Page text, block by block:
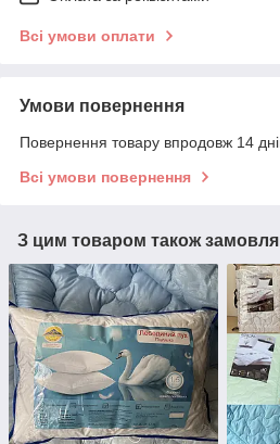
Всі умови оплати
Умови повернення
Повернення товару впродовж 14
Всі умови повернення
З цим товаром також